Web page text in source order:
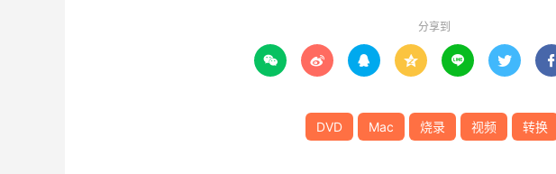
分享到
      
DVD Mac 烧录 视频 转换